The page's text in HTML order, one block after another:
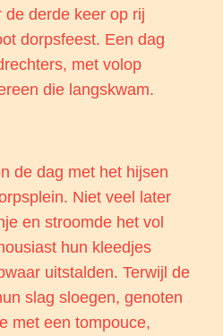
de derde keer op rij
dorpsfeest. Een dag
met volop
die langskwam.
de dag met het hijsen
Niet veel later
en stroomde het vol
hun kleedjes
uitstalden. Terwijl de
slag sloegen, genoten
met een tompouce,